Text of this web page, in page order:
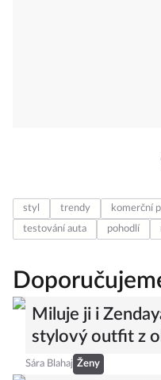
styl trendy komerční
testování auta
pohodlí
Miluje ji i
stylový outfit z
Sára Blahaj Ženy